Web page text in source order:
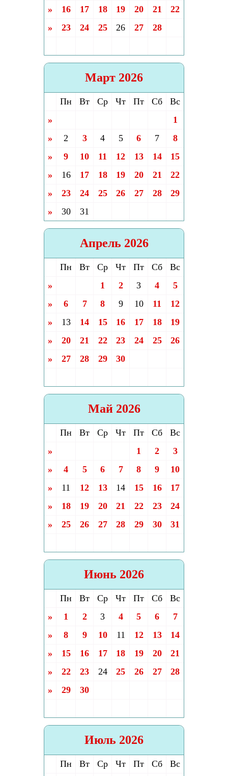
»
16 17 18 19 20 21
22
»
23 24 25 26 27 28
Март 2026
Пн Вт Ср Чт Пт Сб
Вс
»
1
»
2 3 4 5 6 7
8
»
9 10 11 12 13 14
15
»
16 17 18 19 20 21
22
»
23 24 25 26 27 28
29
»
30 31
Апрель 2026
Пн Вт Ср Чт Пт Сб
Вс
»
1 2 3 4
5
»
6 7 8 9 10 11
12
»
13 14 15 16 17 18
19
»
20 21 22 23 24 25
26
»
27 28 29 30
Май 2026
Пн Вт Ср Чт Пт Сб
Вс
»
1 2
3
»
4 5 6 7 8 9
10
»
11 12 13 14 15 16
17
»
18 19 20 21 22 23
24
»
25 26 27 28 29 30 31
Июнь 2026
Пн Вт Ср Чт Пт Сб
Вс
»
1 2 3 4 5 6
7
»
8 9 10 11 12 13
14
»
15 16 17 18 19 20
21
»
22 23 24 25 26 27
28
»
29 30
Июль 2026
Пн Вт Ср Чт Пт Сб Вс